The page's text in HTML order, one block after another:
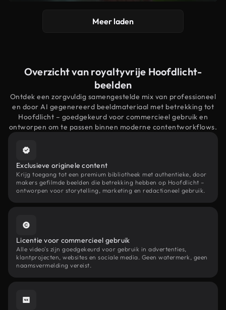
Meer laden
Overzicht van royaltyvrije Hoofdlicht-
beelden
Ontdek een zorgvuldig samengestelde mix van professioneel
en door AI gegenereerd beeldmateriaal met betrekking tot
Hoofdlicht – goedgekeurd voor commercieel gebruik en
ontworpen om te passen binnen moderne contentworkflows.
Exclusieve originele content
Krijg toegang tot een premium bibliotheek met authentieke, door
makers gefilmde beelden die betrekking hebben op Hoofdlicht –
ontworpen voor storytelling, marketing en redactioneel gebruik.
Licentie voor commercieel gebruik
Alle video's zijn goedgekeurd voor gebruik in advertenties,
klantprojecten, websites en sociale media. Geen watermerk, geen
naamsvermelding vereist.